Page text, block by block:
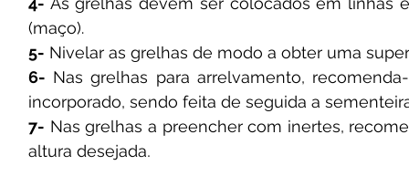
(maço).
5- Nivelar as grelhas de modo a obter uma
6- Nas grelhas para arrelvamento,
incorporado, sendo feita de seguida a
7- Nas grelhas a preencher com inertes,
altura desejada.